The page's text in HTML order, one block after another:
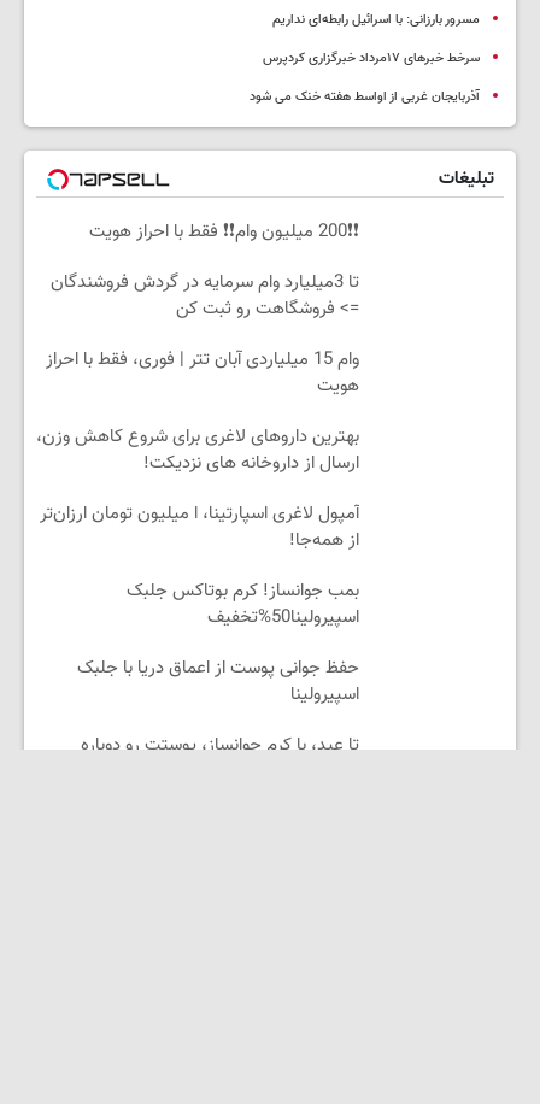
مسرور بارزانی: با اسرائیل رابطه‌ای نداریم
سرخط خبرهای ۱۷مرداد خبرگزاری کردپرس
آذربایجان غربی از اواسط هفته خنک می شود
تبلیغات
❗❗200 میلیون وام❗❗ فقط با احراز هویت
تا 3میلیارد وام سرمایه در گردش فروشندگان
=> فروشگاهت رو ثبت کن
وام 15 میلیاردی آبان تتر | فوری، فقط با احراز
هویت
بهترین داروهای لاغری برای شروع کاهش وزن،
ارسال از داروخانه های نزدیکت!
آمپول لاغری اسپارتینا، ا میلیون تومان ارزان‌تر
از همه‌جا!
بمب جوانساز! کرم بوتاکس جلبک
اسپیرولینا50%تخفیف
حفظ جوانی پوست از اعماق دریا با جلبک
اسپیرولینا
تا عید، با کرم جوانساز، پوستت رو دوباره